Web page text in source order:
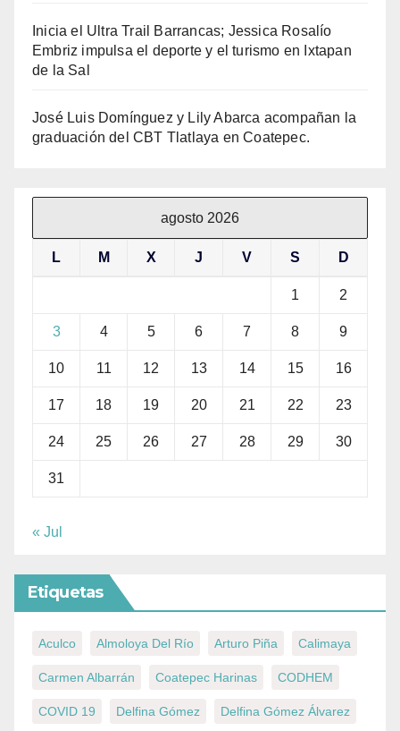
Inicia el Ultra Trail Barrancas; Jessica Rosalío
Embriz impulsa el deporte y el turismo en Ixtapan
de la Sal
José Luis Domínguez y Lily Abarca acompañan la
graduación del CBT Tlatlaya en Coatepec.
agosto 2026
L M X J V S D
1 2
3 4 5 6 7 8 9
10 11 12 13 14 15 16
17 18 19 20 21 22 23
24 25 26 27 28 29 30
31
« Jul
Etiquetas
Aculco Almoloya Del Río Arturo Piña Calimaya
Carmen Albarrán Coatepec Harinas CODHEM
COVID 19 Delfina Gómez Delfina Gómez Álvarez